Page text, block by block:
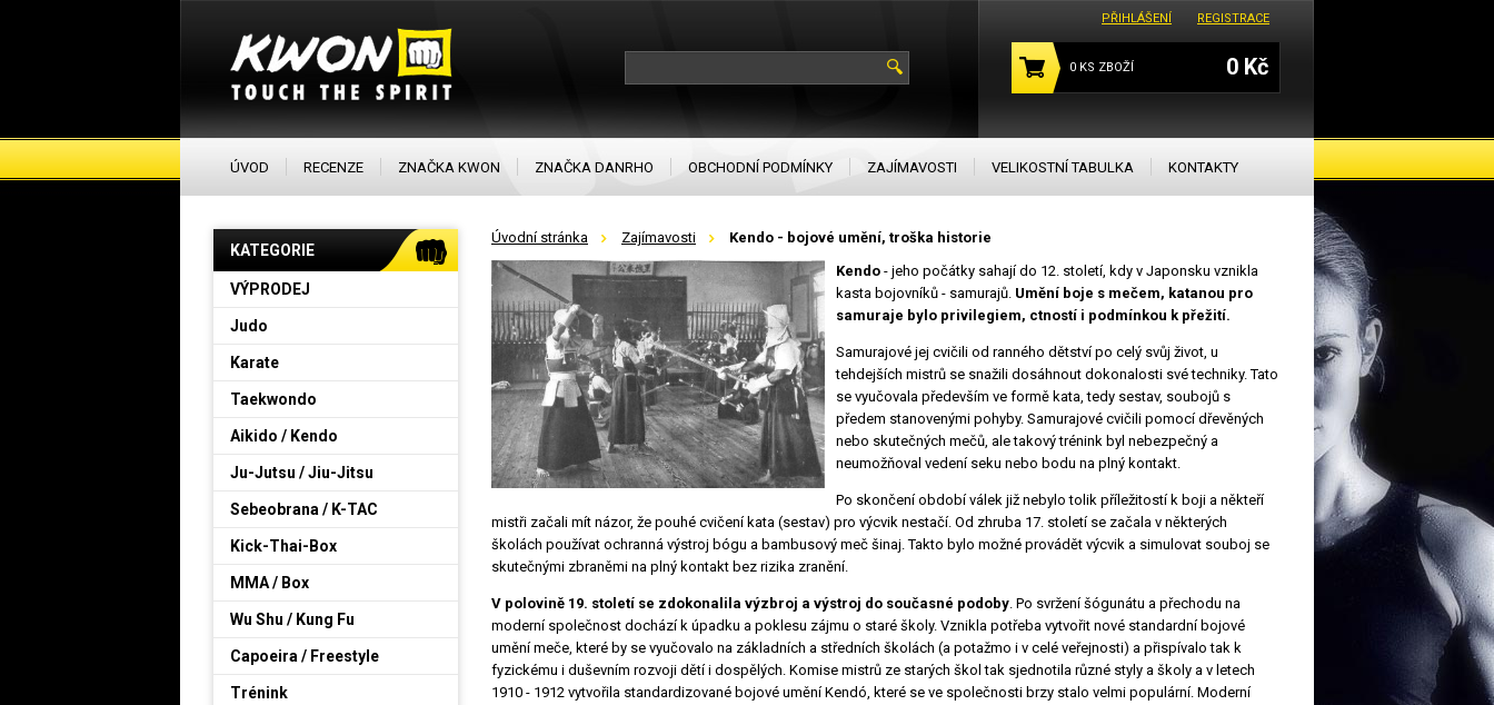
Úvodní stránka Zajímavosti
Kendo - bojové umění, troška historie
Kendo - jeho počátky sahají do 12. století, kdy v Japonsku vznikla
kasta bojovníků - samurajů. Umění boje s mečem, katanou pro
samuraje bylo privilegiem, ctností i podmínkou k přežití.
Samurajové jej cvičili od ranného dětství po celý svůj život, u
tehdejších mistrů se snažili dosáhnout dokonalosti své techniky. Tato
se vyučovala především ve formě kata, tedy sestav, soubojů s
předem stanovenými pohyby. Samurajové cvičili pomocí dřevěných
nebo skutečných mečů, ale takový trénink byl nebezpečný a
neumožňoval vedení seku nebo bodu na plný kontakt.
Po skončení období válek již nebylo tolik příležitostí k boji a někteří
mistři začali mít názor, že pouhé cvičení kata (sestav) pro výcvik nestačí. Od zhruba 17. století se začala v některých
školách používat ochranná výstroj bógu a bambusový meč šinaj. Takto bylo možné provádět výcvik a simulovat souboj se
skutečnými zbraněmi na plný kontakt bez rizika zranění.
V polovině 19. století se zdokonalila výzbroj a výstroj do současné podoby. Po svržení šógunátu a přechodu na
moderní společnost dochází k úpadku a poklesu zájmu o staré školy. Vznikla potřeba vytvořit nové standardní bojové
umění meče, které by se vyučovalo na základních a středních školách (a potažmo i v celé veřejnosti) a přispívalo tak k
fyzickému i duševním rozvoji dětí i dospělých. Komise mistrů ze starých škol tak sjednotila různé styly a školy a v letech
1910 - 1912 vytvořila standardizované bojové umění Kendó, které se ve společnosti brzy stalo velmi populární. Moderní
KATEGORIE
VÝPRODEJ
Judo
Karate
Taekwondo
Aikido / Kendo
Ju-Jutsu / Jiu-Jitsu
Sebeobrana / K-TAC
Kick-Thai-Box
MMA / Box
Wu Shu / Kung Fu
Capoeira / Freestyle
Trénink
PŘIHLÁŠENÍ REGISTRACE
0 KS ZBOŽÍ 0 Kč
ÚVOD RECENZE ZNAČKA KWON ZNAČKA DANRHO OBCHODNÍ PODMÍNKY ZAJÍMAVOSTI VELIKOSTNÍ TABULKA KONTAKTY